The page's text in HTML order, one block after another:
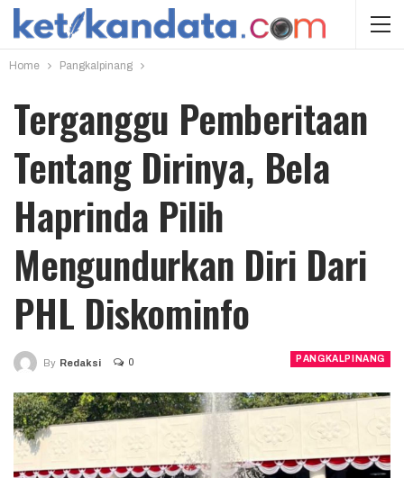
Home Pangkalpinang
Terganggu Pemberitaan
Tentang Dirinya, Bela
Haprinda Pilih
Mengundurkan Diri Dari
PHL Diskominfo
PANGKALPINANG
By Redaksi 0